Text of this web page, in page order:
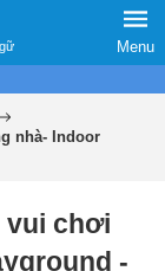
Menu
nhà- Indoor
vui chơi
-